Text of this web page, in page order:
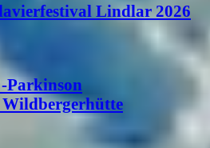
Lindlar 2026